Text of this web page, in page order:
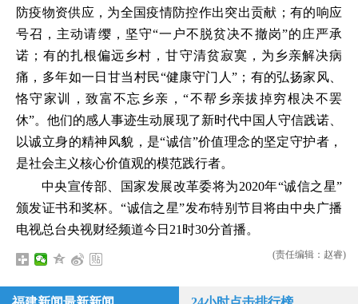
防疫物资供应，为全国疫情防控作出突出贡献；有的响应
号召，主动请缨，坚守“一户不脱贫决不撤岗”的庄严承
诺；有的扎根偏远乡村，甘守清贫寂寞，为乡亲解决病
痛，多年如一日甘当村民“健康守门人”；有的弘扬家风、
恪守家训，致富不忘乡亲，“不帮乡亲拔掉穷根决不罢
休”。他们的感人事迹生动展现了新时代中国人守信践诺、
以诚立身的精神风貌，是“诚信”价值理念的坚定守护者，
是社会主义核心价值观的模范践行者。
中央宣传部、国家发展改革委将为2020年“诚信之星”
颁发证书和奖杯。“诚信之星”发布特别节目将由中央广播
电视总台央视财经频道今日21时30分首播。
(责任编辑：赵睿)